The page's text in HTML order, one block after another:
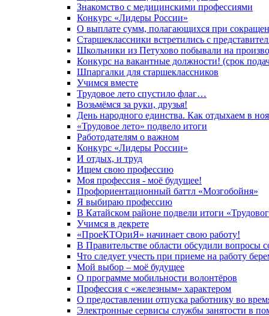
Знакомство с медицинскими профессиями
Конкурс «Лидеры России»
О выплате сумм, полагающихся при
Старшеклассники встретились с
Школьники из Петухово побывали на
Конкурс на вакантные должности! (срок
Шпаргалки для старшеклассников
Учимся вместе
Трудовое лето спустило флаг…
Возьмёмся за руки, друзья!
День народного единства. Как отдыхаем в
«Трудовое лето» подвело итоги
Работодателям о важном
Конкурс «Лидеры России»
И отдых, и труд
Ищем свою профессию
Моя профессия - моё будущее!
Профориентационный баттл «Мозгобойня»
Я выбираю профессию
В Катайском районе подвели итоги
Учимся в декрете
«ПроеКТОриЯ» начинает свою работу!
В Правительстве области обсудили вопросы
Что следует учесть при приеме на работу
Мой выбор – моё будущее
О программе мобильности волонтёров
Профессия с «железным» характером
О предоставлении отпуска работнику во
Электронные сервисы службы занятости в